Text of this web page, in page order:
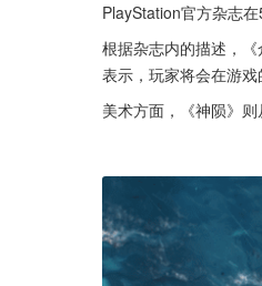
PlayStation官方杂志
根据杂志内的描述，
表示，玩家将会在游戏
美术方面，《神陨》